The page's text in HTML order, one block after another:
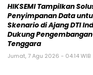
HIKSEMI Tampilkan
Penyimpanan Data
Skenario di Ajang DTI
Dukung
Tenggara
Jumat, 7 Agu 2026 - 04:14 WIB